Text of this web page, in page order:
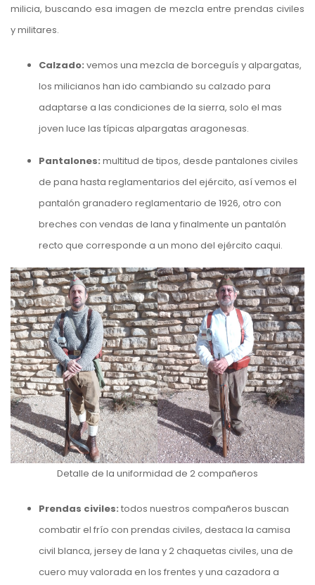
milicia, buscando esa imagen de mezcla entre prendas civiles
y militares.
Calzado: vemos una mezcla de borceguís y alpargatas,
los milicianos han ido cambiando su calzado para
adaptarse a las condiciones de la sierra, solo el mas
joven luce las típicas alpargatas aragonesas.
Pantalones: multitud de tipos, desde pantalones civiles
de pana hasta reglamentarios del ejército, así vemos el
pantalón granadero reglamentario de 1926, otro con
breches con vendas de lana y finalmente un pantalón
recto que corresponde a un mono del ejército caqui.
Detalle de la uniformidad de 2 compañeros
Prendas civiles: todos nuestros compañeros buscan
combatir el frío con prendas civiles, destaca la camisa
civil blanca, jersey de lana y 2 chaquetas civiles, una de
cuero muy valorada en los frentes y una cazadora a